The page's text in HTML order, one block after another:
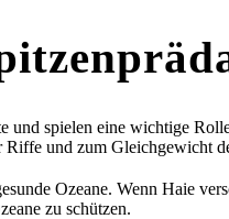
und spielen eine wichtige
und zum Gleichgewicht
Ozeane. Wenn Haie
zu schützen.